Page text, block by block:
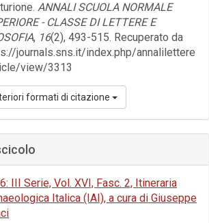
ANNALI SCUOLA NORMALE
- CLASSE DI LETTERE E
, 16(2), 493-515. Recuperato da
journals.sns.it/index.php/annalilettere
view/3313
formati di citazione
III Serie, Vol. XVI, Fasc. 2, Itineraria
Italica (IAI), a cura di Giuseppe